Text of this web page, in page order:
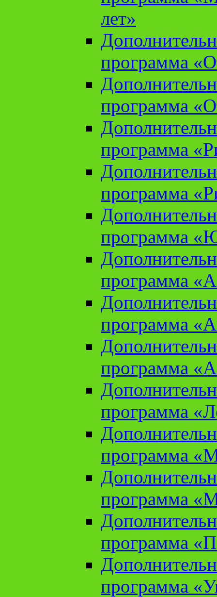
лет»
программа
программа
программа
программа
программа
программа
программа
программа
программа
программа
программа
программа
программа